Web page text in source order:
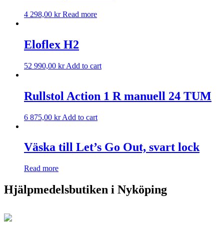
4 298,00 kr Read more
Eloflex H2
52 990,00 kr Add to cart
Rullstol Action 1 R manuell 24 TUM
6 875,00 kr Add to cart
Väska till Let’s Go Out, svart lock
Read more
Hjälpmedelsbutiken i Nyköping